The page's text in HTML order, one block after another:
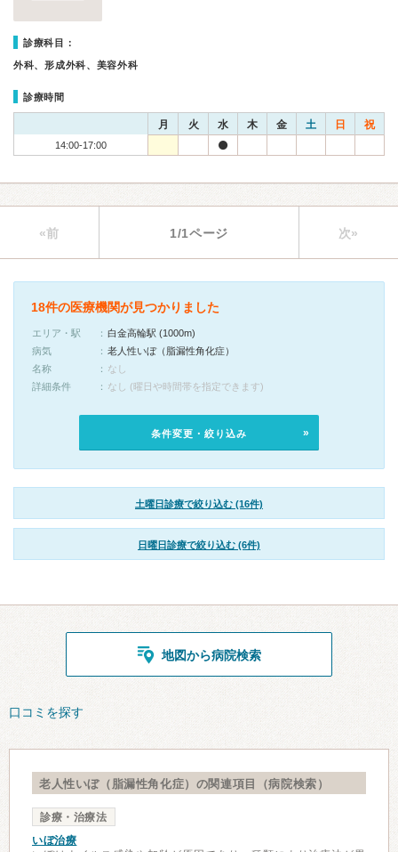
診療科目：
外科、形成外科、美容外科
診療時間
月 火 水 木 金 土 日 祝
14:00-17:00
«前 1/1ページ 次»
18件の医療機関が見つかりました
エリア・駅
白金高輪駅 (1000m)
病気
老人性いぼ（脂漏性角化症）
名称
なし
詳細条件
なし (曜日や時間帯を指定できます)
条件変更・絞り込み
土曜日診療で絞り込む (16件)
日曜日診療で絞り込む (6件)
地図から病院検索
口コミを探す
老人性いぼ（脂漏性角化症）の関連項目（病院検索）
診療・治療法
いぼ治療